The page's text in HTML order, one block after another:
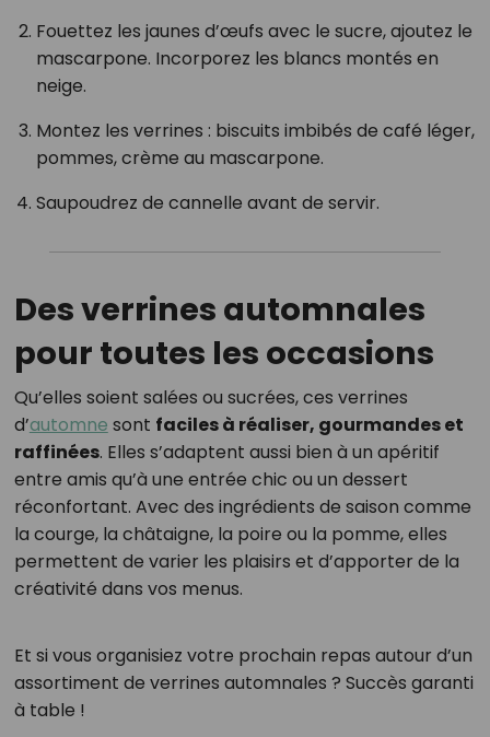
Fouettez les jaunes d’œufs avec le sucre, ajoutez le
mascarpone. Incorporez les blancs montés en
neige.
Montez les verrines : biscuits imbibés de café léger,
pommes, crème au mascarpone.
Saupoudrez de cannelle avant de servir.
Des verrines automnales
pour toutes les occasions
Qu’elles soient salées ou sucrées, ces verrines
d’automne sont faciles à réaliser, gourmandes et
raffinées. Elles s’adaptent aussi bien à un apéritif
entre amis qu’à une entrée chic ou un dessert
réconfortant. Avec des ingrédients de saison comme
la courge, la châtaigne, la poire ou la pomme, elles
permettent de varier les plaisirs et d’apporter de la
créativité dans vos menus.
Et si vous organisiez votre prochain repas autour d’un
assortiment de verrines automnales ? Succès garanti
à table !